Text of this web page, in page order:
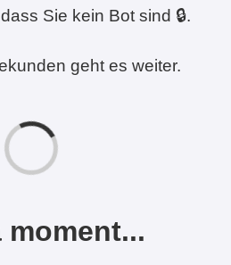
Sie kein Bot sind 🔒.
geht es weiter.
moment...